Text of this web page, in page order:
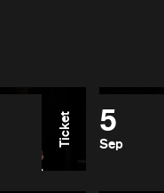
Ticket 5
Sep